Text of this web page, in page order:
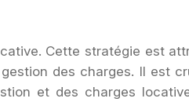
Cette stratégie est
des charges. Il est
et des charges